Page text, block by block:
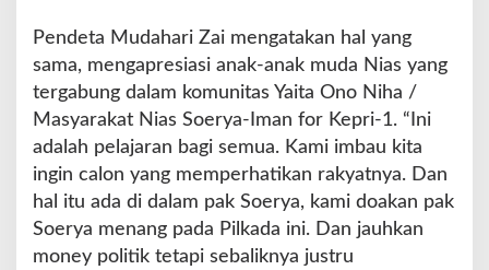
Pendeta Mudahari Zai mengatakan hal yang
sama, mengapresiasi anak-anak muda Nias yang
tergabung dalam komunitas Yaita Ono Niha /
Masyarakat Nias Soerya-Iman for Kepri-1. “Ini
adalah pelajaran bagi semua. Kami imbau kita
ingin calon yang memperhatikan rakyatnya. Dan
hal itu ada di dalam pak Soerya, kami doakan pak
Soerya menang pada Pilkada ini. Dan jauhkan
money politik tetapi sebaliknya justru